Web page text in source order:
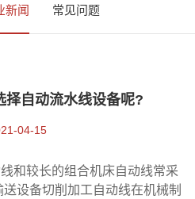
新闻 常见问题
择自动流水线设备呢?
04-15
和较长的组合机床自动线常采
设备切削加工自动线在机械制